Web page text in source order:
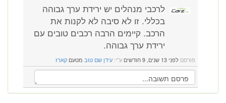
לרכבי מנהלים יש ירידת ערך גבוהה
בכללי. זו לא סיבה לא לקנות את
הרכב. קיימים הרבה רכבים טובים עם
ירידת ערך גבוהה.
פורסם לפני 13 שנים, 9 חודשים ע"י: עידן שם טוב מטעם קארז